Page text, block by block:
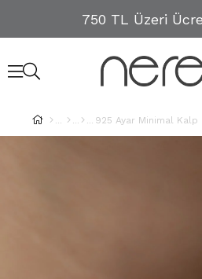
750 TL Üzeri
925 Ayar Minimal Kalp